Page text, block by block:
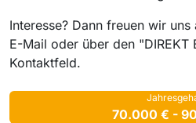
Interesse? Dann freuen wir
E-Mail oder über den "DIREKT
Kontaktfeld.
70.000 € -